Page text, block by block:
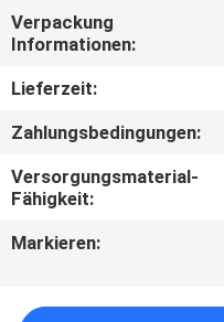
TRETEN
SIE
MIT
UNS
IN
VERBINDUNG
Verpackung
Informationen:
Lieferzeit:
Zahlungsbedingungen:
Versorgungsmaterial-
Fähigkeit:
Markieren: